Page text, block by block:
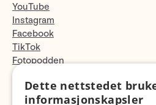
YouTube
Instagram
Facebook
TikTok
Fotopodden
Med forbehold om skrive- og lagerfeil
Dette nettstedet
informasjonskapsler